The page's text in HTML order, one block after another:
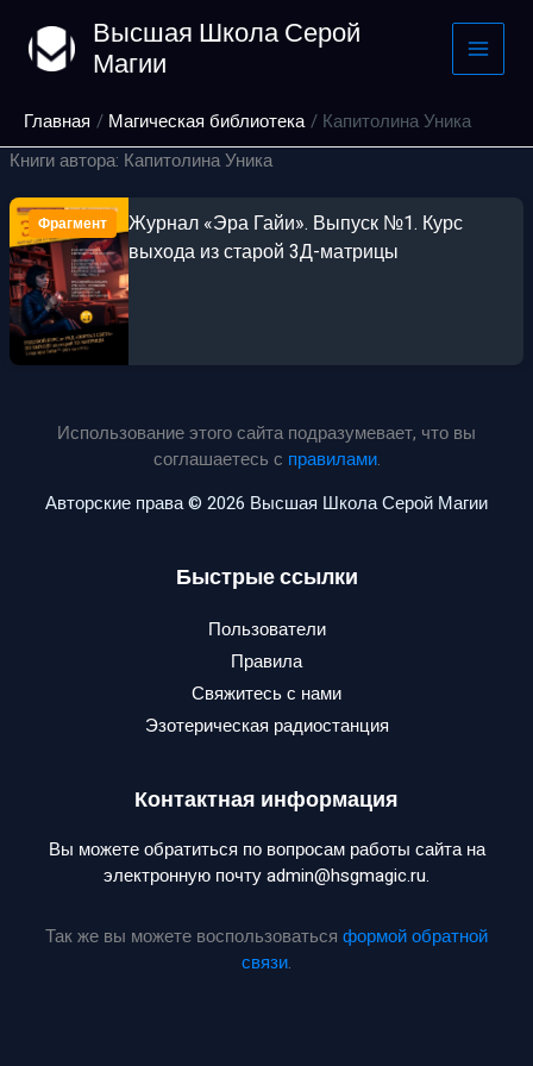
содержимому
Высшая Школа Серой
Магии
Главная Магическая библиотека
Капитолина Уника
Книги автора: Капитолина Уника
Фрагмент
Журнал «Эра Гайи». Выпуск №1. Курс
выхода из старой 3Д-матрицы
Использование этого сайта подразумевает, что вы
соглашаетесь с правилами.
Авторские права © 2026 Высшая Школа Серой Магии
Быстрые ссылки
Пользователи
Правила
Свяжитесь с нами
Эзотерическая радиостанция
Контактная информация
Вы можете обратиться по вопросам работы сайта на
электронную почту admin@hsgmagic.ru.
Так же вы можете воспользоваться формой обратной
связи.